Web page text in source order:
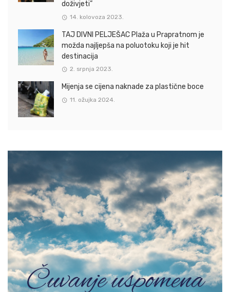
doživjeti”
14. kolovoza 2023.
TAJ DIVNI PELJEŠAC Plaža u Prapratnom je
možda najljepša na poluotoku koji je hit
destinacija
2. srpnja 2023.
Mijenja se cijena naknade za plastične boce
11. ožujka 2024.